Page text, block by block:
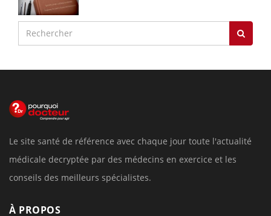
Le site santé de référence avec chaque jour toute l'actualité
médicale decryptée par des médecins en exercice et les
conseils des meilleurs spécialistes.
À PROPOS